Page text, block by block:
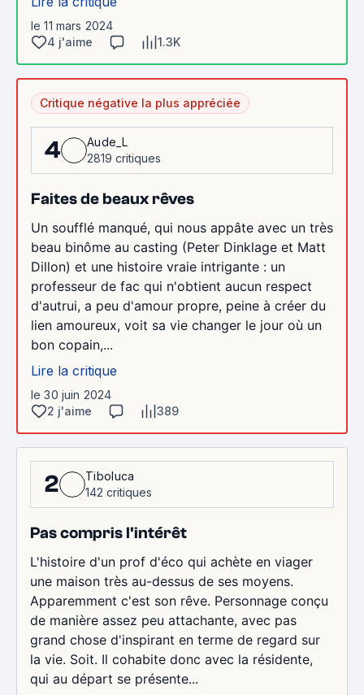
le 11 mars 2024
4 j'aime
1.3K
Critique négative la plus appréciée
4
Aude_L
2819 critiques
Faites de beaux rêves
Un soufflé manqué, qui nous appâte avec un très
beau binôme au casting (Peter Dinklage et Matt
Dillon) et une histoire vraie intrigante : un
professeur de fac qui n'obtient aucun respect
d'autrui, a peu d'amour propre, peine à créer du
lien amoureux, voit sa vie changer le jour où un
bon copain,...
Lire la critique
le 30 juin 2024
2 j'aime
389
2
Tiboluca
142 critiques
Pas compris l'intérêt
L'histoire d'un prof d'éco qui achète en viager
une maison très au-dessus de ses moyens.
Apparemment c'est son rêve. Personnage conçu
de manière assez peu attachante, avec pas
grand chose d'inspirant en terme de regard sur
la vie. Soit. Il cohabite donc avec la résidente,
qui au départ se présente...